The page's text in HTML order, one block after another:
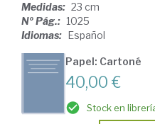
Medidas: 23 cm
Nº Pág.: 1025
Idiomas: Español
Papel: Cartoné
40,00 €
Stock en